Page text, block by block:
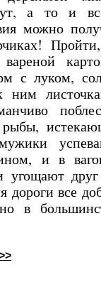
а то и
можно
с луком,
рыбы,
и в
друг
дороги все
в